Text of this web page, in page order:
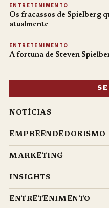
ENTRETENIMENTO
Os fracassos de Spielberg
atualmente
ENTRETENIMENTO
A fortuna de Steven
NOTÍCIAS
EMPREENDEDORISMO
MARKETING
INSIGHTS
ENTRETENIMENTO